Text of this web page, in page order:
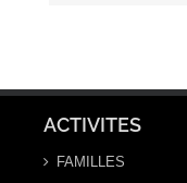
ACTIVITES
FAMILLES